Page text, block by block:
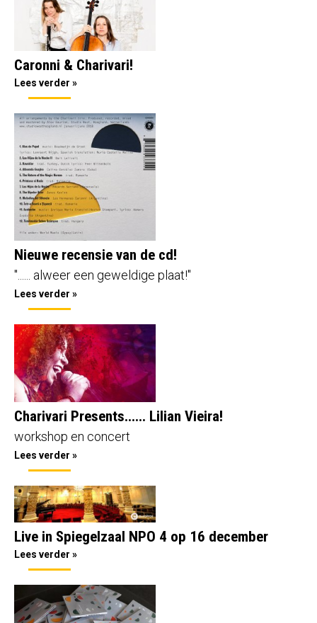
Caronni & Charivari!
Lees verder »
Nieuwe recensie van de cd!
"...... alweer een geweldige plaat!"
Lees verder »
Charivari Presents...... Lilian Vieira!
workshop en concert
Lees verder »
Live in Spiegelzaal NPO 4 op 16 december
Lees verder »